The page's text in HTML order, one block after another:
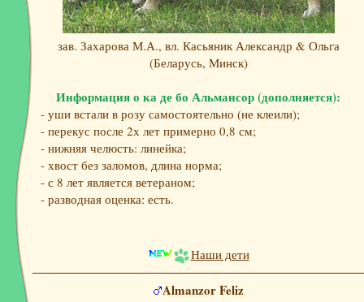
зав. Захарова М.А., вл. Касьяник Александр & Ольга
(Беларусь, Минск)
Информация о ка де бо Альмансор (дополняется):
- уши встали в розу самостоятельно (не клеили);
- перекус после 2х лет примерно 0,8 см;
- нижняя челюсть: линейка;
- хвост без заломов, длина норма;
- с 8 лет является ветераном;
- разводная оценка: есть.
Наши дети
Almanzor Feliz